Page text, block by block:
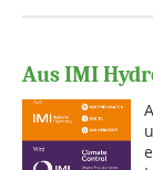
Aus IMI